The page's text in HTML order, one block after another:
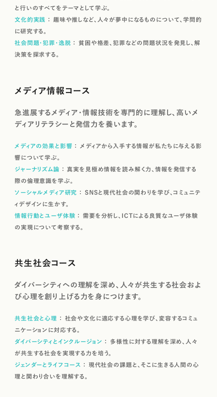
と行いのすべてをテーマとして学ぶ。
文化的実践
趣味や推しなど、人々が夢中になるものについて、学問的
に研究する。
社会問題・犯罪・逸脱
貧困や格差、犯罪などの問題状況を発見し、解
決策を探求する。
メディア情報コース
急進展するメディア・情報技術を専門的に理解し、高いメ
ディアリテラシーと発信力を養います。
メディアの効果と影響
メディアから入手する情報が私たちに与える影
響について学ぶ。
ジャーナリズム論
真実を見極め情報を読み解く力、情報を発信する
際の倫理意識を学ぶ。
ソーシャルメディア研究
SNSと現代社会の関わりを学び、コミュニテ
ィデザインに生かす。
情報行動とユーザ体験
需要を分析し、ICTによる良質なユーザ体験
の実現について考察する。
共生社会コース
ダイバーシティへの理解を深め、人々が共生する社会およ
び心理を創り上げる力を身につけます。
共生社会と心理
社会や文化に適応する心理を学び、変容するコミュ
ニケーションに対応する。
ダイバーシティとインクルージョン
多様性に対する理解を深め、人々
が共生する社会を実現する力を培う。
ジェンダーとライフコース
現代社会の課題と、そこに生きる人間の心
理と関わり合いを理解する。